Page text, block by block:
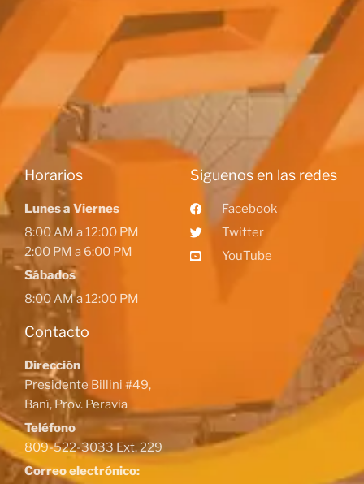
Horarios
Lunes a Viernes
8:00 AM a 12:00 PM
2:00 PM a 6:00 PM
Sábados
8:00 AM a 12:00 PM
Contacto
Dirección
Presidente Billini #49,
Baní, Prov. Peravia
Teléfono
809-522-3033 Ext. 229
Correo electrónico:
Siguenos en las redes
Facebook
Twitter
YouTube